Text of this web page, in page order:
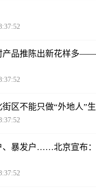
产品推陈出新花样多
区不能只做“外地人”
、暴发户……北京宣布